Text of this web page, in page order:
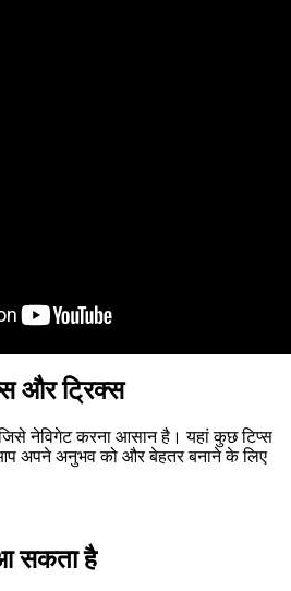
और ट्रिक्स
नेविगेट करना आसान है। यहां कुछ टिप्स
अपने अनुभव को और बेहतर बनाने के लिए
सकता है